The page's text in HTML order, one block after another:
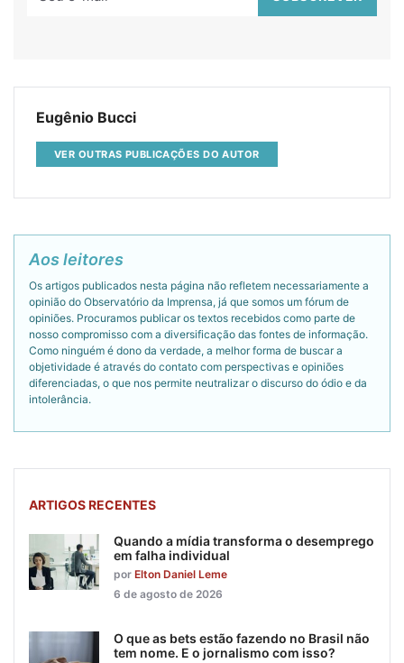
Eugênio Bucci
VER OUTRAS PUBLICAÇÕES DO AUTOR
Aos leitores
Os artigos publicados nesta página não refletem necessariamente a
opinião do Observatório da Imprensa, já que somos um fórum de
opiniões. Procuramos publicar os textos recebidos como parte de
nosso compromisso com a diversificação das fontes de informação.
Como ninguém é dono da verdade, a melhor forma de buscar a
objetividade é através do contato com perspectivas e opiniões
diferenciadas, o que nos permite neutralizar o discurso do ódio e da
intolerância.
ARTIGOS RECENTES
Quando a mídia transforma o desemprego
em falha individual
por Elton Daniel Leme
6 de agosto de 2026
O que as bets estão fazendo no Brasil não
tem nome. E o jornalismo com isso?